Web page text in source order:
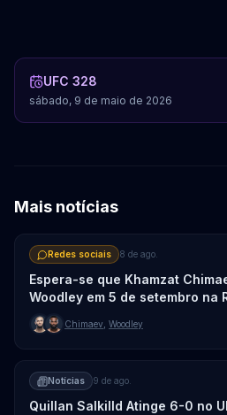
UFC 328
sábado, 9 de maio de 2026
Mais notícias
Redes sociais 8 de ago.
Espera-se que Khamzat
Woodley em 5 de setembro na
Chimaev Woodley
Notícias 9 de ago.
Quillan Salkilld Atinge 6-0 no